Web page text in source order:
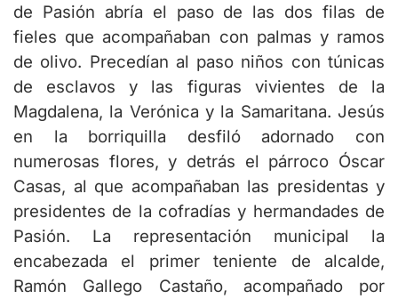
de Pasión abría el paso de las dos filas de
fieles que acompañaban con palmas y ramos
de olivo. Precedían al paso niños con túnicas
de esclavos y las figuras vivientes de la
Magdalena, la Verónica y la Samaritana. Jesús
en la borriquilla desfiló adornado con
numerosas flores, y detrás el párroco Óscar
Casas, al que acompañaban las presidentas y
presidentes de la cofradías y hermandades de
Pasión. La representación municipal la
encabezada el primer teniente de alcalde,
Ramón Gallego Castaño, acompañado por